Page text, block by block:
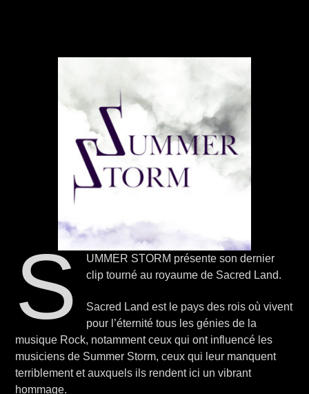
S
UMMER STORM présente son dernier
clip tourné au royaume de Sacred Land.
Sacred Land est le pays des rois où vivent
pour l’éternité tous les génies de la
musique Rock, notamment ceux qui ont influencé les
musiciens de Summer Storm, ceux qui leur manquent
terriblement et auxquels ils rendent ici un vibrant
hommage.